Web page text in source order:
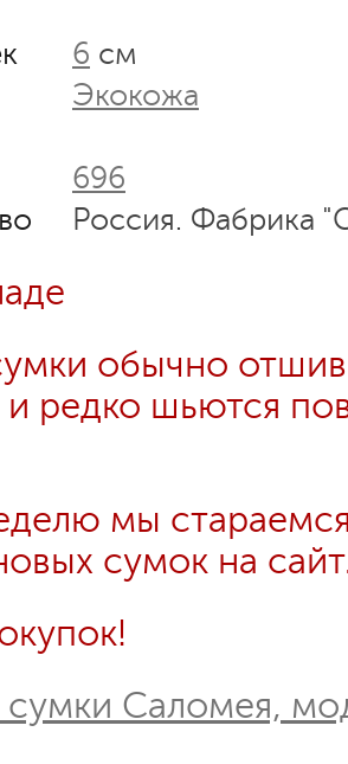
6 см
Экокожа
696
Россия. Фабрика
обычно
редко шьются
мы
сумок на
сумки Саломея,